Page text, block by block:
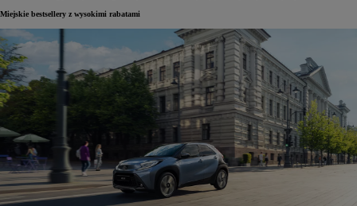
Miejskie bestsellery z wysokimi rabatami